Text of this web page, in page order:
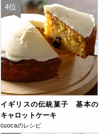
4位
イギリスの伝統菓子 基本の
キャロットケーキ
cuocaのレシピ